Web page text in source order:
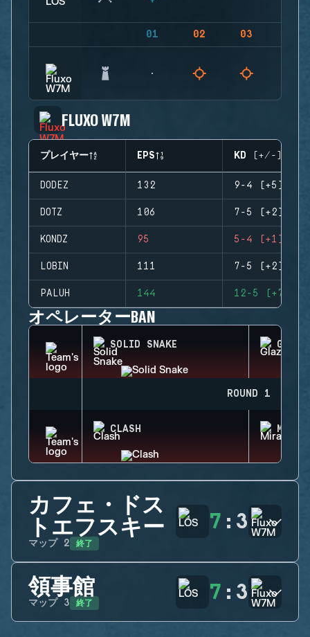
01 02 03
FLUXO W7M
プレイヤー EPS KD (+/-)
DODEZ 132 9-4 (+5)
DOTZ 106 7-5 (+2)
KONDZ 95 5-4 (+1)
LOBIN 111 7-5 (+2)
PALUH 144 12-5 (+7)
オペレーターBAN
SOLID SNAKE GLAZ
ROUND 1
CLASH MIRA
カフェ・ドス
トエフスキー
マップ 2 終了
7 : 3
領事館
マップ 3 終了 7 : 3